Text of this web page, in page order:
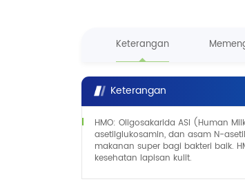
Keterangan
Keterangan
HMO: Oligosakarida ASI (Human
asetilglukosamin, dan asam N-
makanan super bagi bakteri baik.
kesehatan lapisan kulit.